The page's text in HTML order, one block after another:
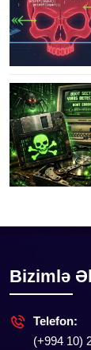
Bizimlə
Telefon:
(+994 10)